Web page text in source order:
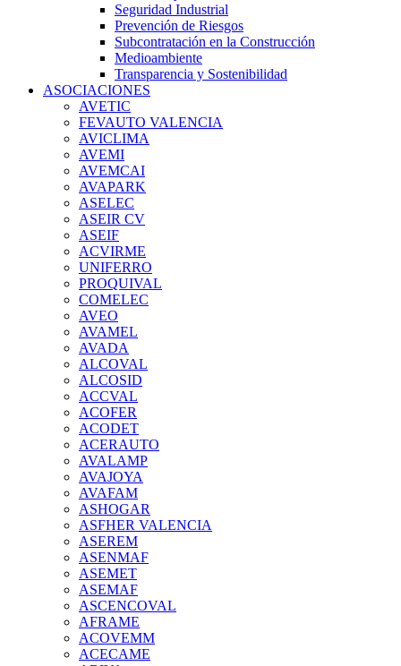
Seguridad Industrial
Prevención de Riesgos
Subcontratación en la Construcción
Medioambiente
Transparencia y Sostenibilidad
ASOCIACIONES
AVETIC
FEVAUTO VALENCIA
AVICLIMA
AVEMI
AVEMCAI
AVAPARK
ASELEC
ASEIR CV
ASEIF
ACVIRME
UNIFERRO
PROQUIVAL
COMELEC
AVEO
AVAMEL
AVADA
ALCOVAL
ALCOSID
ACCVAL
ACOFER
ACODET
ACERAUTO
AVALAMP
AVAJOYA
AVAFAM
ASHOGAR
ASFHER VALENCIA
ASEREM
ASENMAF
ASEMET
ASEMAF
ASCENCOVAL
AFRAME
ACOVEMM
ACECAME